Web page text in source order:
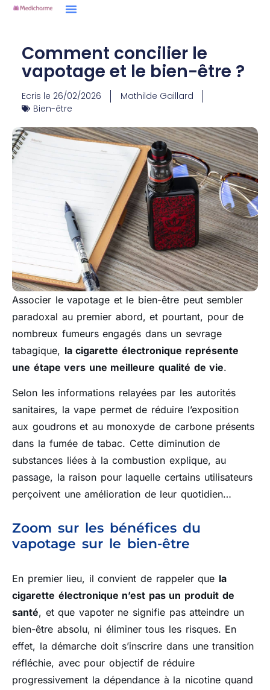
Comment concilier le
vapotage et le bien-être ?
Ecris le 26/02/2026
Mathilde Gaillard
Bien-être
Associer le vapotage et le bien-être peut sembler
paradoxal au premier abord, et pourtant, pour de
nombreux fumeurs engagés dans un sevrage
tabagique, la cigarette électronique représente
une étape vers une meilleure qualité de vie.
Selon les informations relayées par les autorités
sanitaires, la vape permet de réduire l’exposition
aux goudrons et au monoxyde de carbone présents
dans la fumée de tabac. Cette diminution de
substances liées à la combustion explique, au
passage, la raison pour laquelle certains utilisateurs
perçoivent une amélioration de leur quotidien…
Zoom sur les bénéfices du
vapotage sur le bien-être
En premier lieu, il convient de rappeler que la
cigarette électronique n’est pas un produit de
santé, et que vapoter ne signifie pas atteindre un
bien-être absolu, ni éliminer tous les risques. En
effet, la démarche doit s’inscrire dans une transition
réfléchie, avec pour objectif de réduire
progressivement la dépendance à la nicotine quand